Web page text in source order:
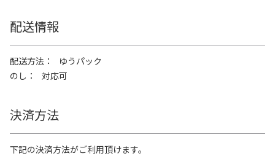
配送情報
配送方法
ゆうパック
のし
対応可
決済方法
下記の決済方法がご利用頂けます。